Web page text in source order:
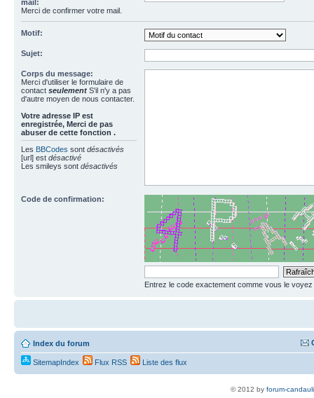
mail:
Merci de confirmer votre mail.
Motif:
Sujet:
Corps du message:
Merci d'utiliser le formulaire de
contact seulement S'il n'y a pas
d'autre moyen de nous contacter.
Votre adresse ΙΡ est
enregistrée, Merci de pas
abuser de cette fonction .
Les BBCodes sont désactivés
[url] est désactivé
Les smileys sont désactivés
Code de confirmation:
Entrez le code exactement comme vous le
Index du forum
SitemapIndex Flux RSS Liste des flux
© 2012 by forum-